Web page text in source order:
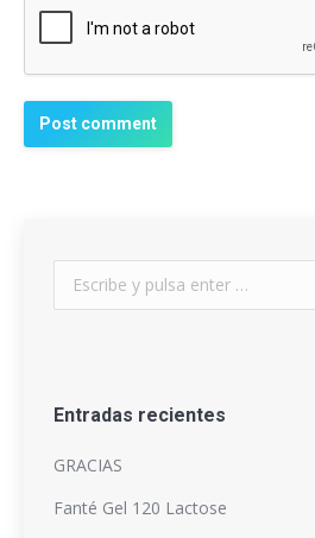
Post comment
Entradas recientes
GRACIAS
Fanté Gel 120 Lactose